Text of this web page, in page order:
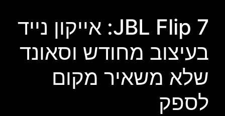
JBL Flip 7: אייקון נייד
בעיצוב מחודש וסאונד
שלא משאיר מקום
לספק